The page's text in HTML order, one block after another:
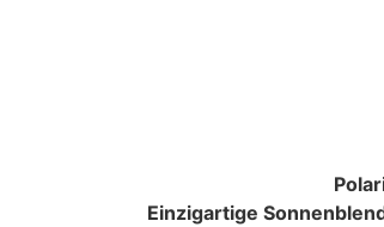
Einzigartige